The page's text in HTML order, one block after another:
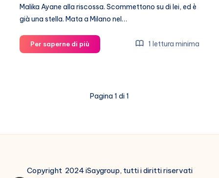
Malika Ayane alla riscossa. Scommettono su di lei, ed è
già una stella. Mata a Milano nel…
Per saperne di più
alla
1 lettura minima
Pagina 1 di 1
Copyright 2024 iSaygroup, tutti i diritti riservati